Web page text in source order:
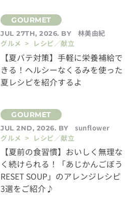
JUL 27TH, 2026. BY
林美由紀
グルメ > レシピ／献立
【夏バテ対策】手軽に栄養補給で
きる！ヘルシーなくるみを使った
夏レシピを紹介するよ
JUL 2ND, 2026. BY
sunflower
グルメ > レシピ／献立
【夏前の食習慣】おいしく無理な
く続けられる！「あじかんごぼう
RESET SOUP」のアレンジレシピ
3選をご紹介♪